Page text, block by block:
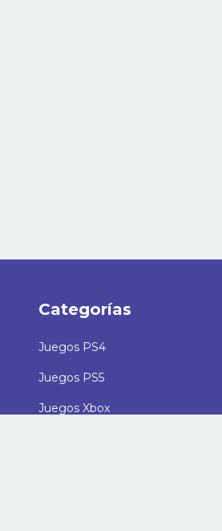
Categorías
Juegos PS4
Juegos PS5
Juegos Xbox